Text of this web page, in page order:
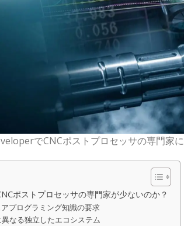
でCNCポストプロセッサの専門家
ポストプロセッサの専門家が少ないのか？
プログラミング知識の要求
異なる独立したエコシステム